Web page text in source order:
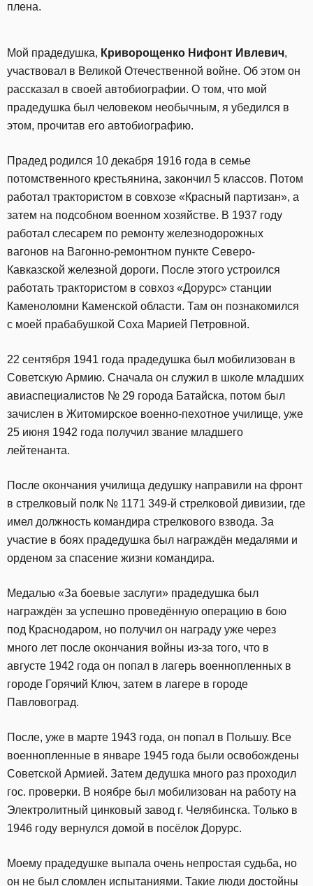
плена.
Мой прадедушка, Криворощенко Нифонт Ивлевич,
участвовал в Великой Отечественной войне. Об этом он
рассказал в своей автобиографии. О том, что мой
прадедушка был человеком необычным, я убедился в
этом, прочитав его автобиографию.
Прадед родился 10 декабря 1916 года в семье
потомственного крестьянина, закончил 5 классов. Потом
работал трактористом в совхозе «Красный партизан», а
затем на подсобном военном хозяйстве. В 1937 году
работал слесарем по ремонту железнодорожных
вагонов на Вагонно-ремонтном пункте Северо-
Кавказской железной дороги. После этого устроился
работать трактористом в совхоз «Дорурс» станции
Каменоломни Каменской области. Там он познакомился
с моей прабабушкой Соха Марией Петровной.
22 сентября 1941 года прадедушка был мобилизован в
Советскую Армию. Сначала он служил в школе младших
авиаспециалистов № 29 города Батайска, потом был
зачислен в Житомирское военно-пехотное училище, уже
25 июня 1942 года получил звание младшего
лейтенанта.
После окончания училища дедушку направили на фронт
в стрелковый полк № 1171 349-й стрелковой дивизии, где
имел должность командира стрелкового взвода. За
участие в боях прадедушка был награждён медалями и
орденом за спасение жизни командира.
Медалью «За боевые заслуги» прадедушка был
награждён за успешно проведённую операцию в бою
под Краснодаром, но получил он награду уже через
много лет после окончания войны из-за того, что в
августе 1942 года он попал в лагерь военнопленных в
городе Горячий Ключ, затем в лагере в городе
Павловоград.
После, уже в марте 1943 года, он попал в Польшу. Все
военнопленные в январе 1945 года были освобождены
Советской Армией. Затем дедушка много раз проходил
гос. проверки. В ноябре был мобилизован на работу на
Электролитный цинковый завод г. Челябинска. Только в
1946 году вернулся домой в посёлок Дорурс.
Моему прадедушке выпала очень непростая судьба, но
он не был сломлен испытаниями. Такие люди достойны